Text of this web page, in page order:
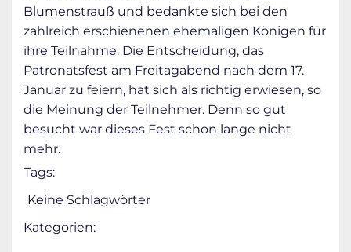
Blumenstrauß und bedankte sich bei den
zahlreich erschienenen ehemaligen Königen für
ihre Teilnahme. Die Entscheidung, das
Patronatsfest am Freitagabend nach dem 17.
Januar zu feiern, hat sich als richtig erwiesen, so
die Meinung der Teilnehmer. Denn so gut
besucht war dieses Fest schon lange nicht
mehr.
Tags:
Keine Schlagwörter
Kategorien: